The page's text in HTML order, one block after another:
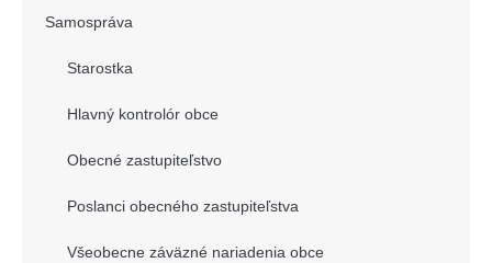
Samospráva
Starostka
Hlavný kontrolór obce
Obecné zastupiteľstvo
Poslanci obecného zastupiteľstva
Všeobecne záväzné nariadenia obce